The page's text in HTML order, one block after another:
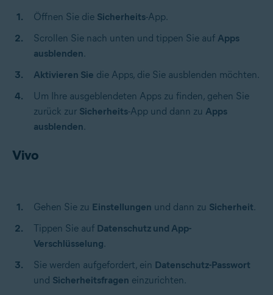
Öffnen Sie die Sicherheits-App.
Scrollen Sie nach unten und tippen Sie auf Apps
ausblenden.
Aktivieren Sie die Apps, die Sie ausblenden möchten.
Um Ihre ausgeblendeten Apps zu finden, gehen Sie
zurück zur Sicherheits-App und dann zu Apps
ausblenden.
Vivo
Gehen Sie zu Einstellungen und dann zu Sicherheit.
Tippen Sie auf Datenschutz und App-
Verschlüsselung.
Sie werden aufgefordert, ein Datenschutz-Passwort
und Sicherheitsfragen einzurichten.